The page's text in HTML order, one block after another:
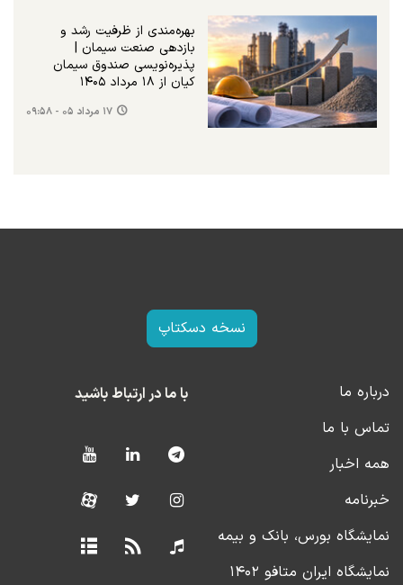
بهره‌مندی از ظرفیت رشد و
بازدهی صنعت سیمان |
پذیره‌نویسی صندوق سیمان
کیان از ۱۸ مرداد ۱۴۰۵
۱۷ مرداد ۰۵ - ۰۹:۵۸
نسخه دسکتاپ
درباره ما
تماس با ما
همه اخبار
خبرنامه
نمایشگاه بورس، بانک و بیمه
نمایشگاه ایران متافو ۱۴۰۲
با ما در ارتباط باشید